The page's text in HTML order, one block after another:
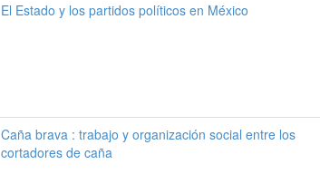
El Estado y los partidos políticos en México
Caña brava : trabajo y organización social entre los
cortadores de caña